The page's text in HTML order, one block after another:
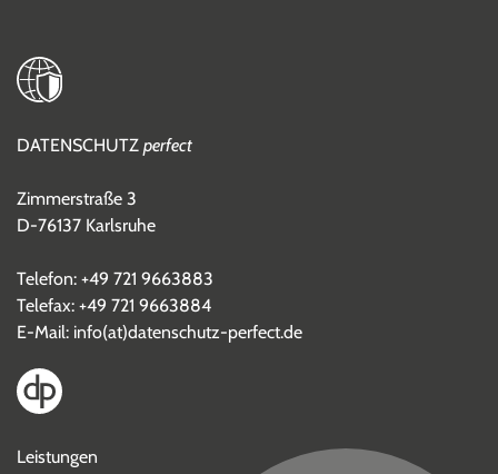
DATENSCHUTZ perfect
Zimmerstraße 3
D-76137 Karlsruhe
Telefon: +49 721 9663883
Telefax: +49 721 9663884
E-Mail: info(at)datenschutz-perfect.de
Leistungen